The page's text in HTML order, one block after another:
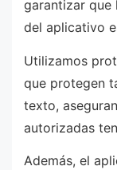
garantizar
del aplicativo
Utilizamos
que protegen
texto,
autorizadas
Además, el